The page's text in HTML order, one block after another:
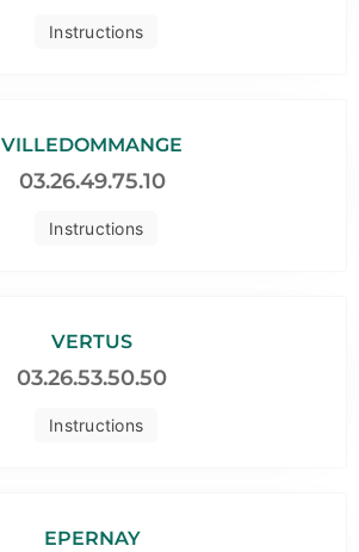
Instructions
Instructions
VILLEDOMMANGE
03.26.49.75.10
Instructions
VERTUS
03.26.53.50.50
EPERNAY